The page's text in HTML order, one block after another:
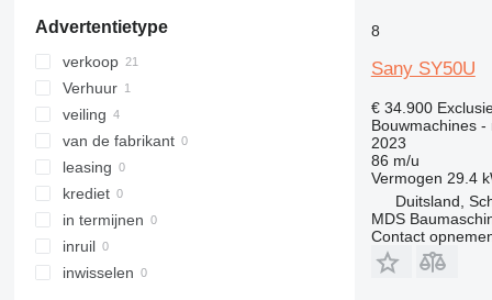
920
924
926
928
930
938
950
962
963
Advertentietype
verkoop
Verhuur
veiling
van de fabrikant
leasing
krediet
in termijnen
inruil
inwisselen
8
Sany SY50U
€ 34.900
Bouwmachines -
2023
86 m/u
Vermogen 29.4
Duitsland,
MDS
Contact